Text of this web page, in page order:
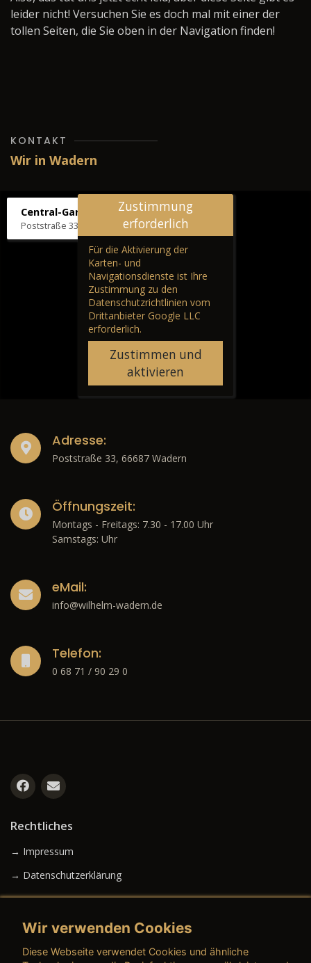
leider nicht! Versuchen Sie es doch mal mit einer der
tollen Seiten, die Sie oben in der Navigation finden!
KONTAKT
Wir in Wadern
Central-Garage H. Wilhelm
Poststraße 33, 66687 Wadern
Zustimmung
erforderlich
Für die Aktivierung der
Karten- und
Navigationsdienste ist Ihre
Zustimmung zu den
Datenschutzrichtlinien vom
Drittanbieter Google LLC
erforderlich.
Zustimmen und
aktivieren
Adresse:
Poststraße 33, 66687 Wadern
Öffnungszeit:
Montags - Freitags: 7.30 - 17.00 Uhr
Samstags: Uhr
eMail:
info@wilhelm-wadern.de
Telefon:
0 68 71 / 90 29 0
Rechtliches
→ Impressum
→ Datenschutzerklärung
Wir verwenden Cookies
Diese Webseite verwendet Cookies und ähnliche